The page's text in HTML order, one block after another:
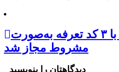
صادرات قند با ۳ کد تعرفه به‌صورت
مشروط مجاز شد
دیدگاهتان را بنویسید